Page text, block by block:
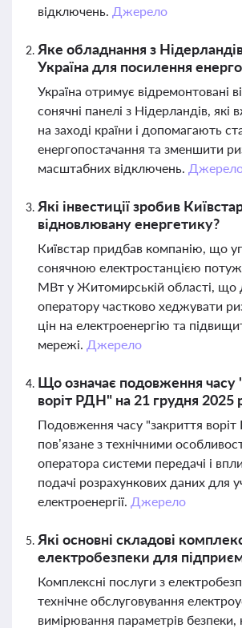
відключень. Джерело
Яке обладнання з
Україна для посилення
Україна отримує відремонтовані
сонячні панелі з Нідерландів,
на заході країни і допомагають
енергопостачання та зменшити
масштабних відключень.
Які інвестиції зробив
відновлювану енергетику?
Київстар придбав компанію, що
сонячною електростанцією
МВт у Житомирській області, що
оператору частково хеджувати
цін на електроенергію та
мережі. Джерело
Що означає подовження часу
воріт РДН" на 21 грудня 2025
Подовження часу "закриття
пов’язане з технічними
оператора системи передачі і
подачі розрахункових даних для
електроенергії. Джерело
Які основні складові
електробезпеки для
Комплексні послуги з
технічне обслуговування
вимірювання параметрів безпеки,